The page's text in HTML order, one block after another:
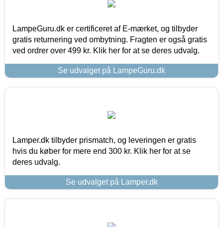
LampeGuru.dk er certificeret af E-mærket, og tilbyder
gratis returnering ved ombytning. Fragten er også gratis
ved ordrer over 499 kr. Klik her for at se deres udvalg.
Se udvalget på LampeGuru.dk
Lamper.dk tilbyder prismatch, og leveringen er gratis
hvis du køber for mere end 300 kr. Klik her for at se
deres udvalg.
Se udvalget på Lamper.dk